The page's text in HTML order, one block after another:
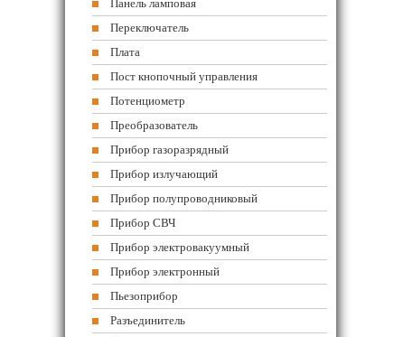
Панель ламповая
Переключатель
Плата
Пост кнопочный управления
Потенциометр
Преобразователь
Прибор газоразрядный
Прибор излучающий
Прибор полупроводниковый
Прибор СВЧ
Прибор электровакуумный
Прибор электронный
Пьезоприбор
Разъединитель